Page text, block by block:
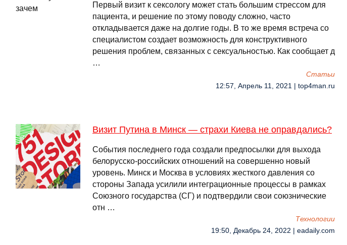
Первый визит к сексологу может стать большим стрессом для
пациента, и решение по этому поводу сложно, часто
откладывается даже на долгие годы. В то же время встреча со
специалистом создает возможность для конструктивного
решения проблем, связанных с сексуальностью. Как сообщает д
…
Cтатьи
12:57, Апрель 11, 2021 | top4man.ru
Визит Путина в Минск — страхи Киева не оправдались?
События последнего года создали предпосылки для выхода
белорусско-российских отношений на совершенно новый
уровень. Минск и Москва в условиях жесткого давления со
стороны Запада усилили интеграционные процессы в рамках
Союзного государства (СГ) и подтвердили свои союзнические
отн …
Технологии
19:50, Декабрь 24, 2022 | eadaily.com